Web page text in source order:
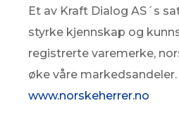
Et av Kraft Dialog AS´s
styrke kjennskap og
registrerte varemerke,
øke våre markedsandeler.
www.norskeherrer.no